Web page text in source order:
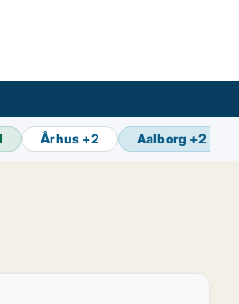
Århus +2 Aalborg +2